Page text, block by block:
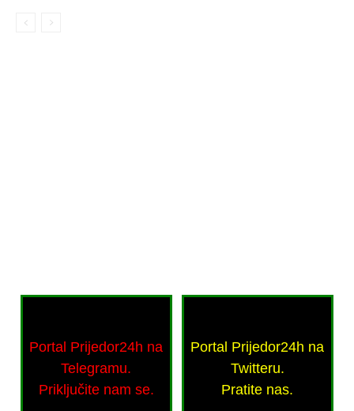
Portal Prijedor24h na
Telegramu.
Priključite nam se.
Portal Prijedor24h na
Twitteru.
Pratite nas.